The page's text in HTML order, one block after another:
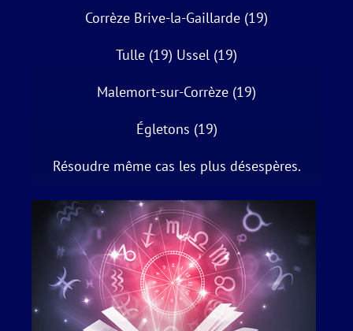
Corrèze Brive-la-Gaillarde (19)
Tulle (19) Ussel (19)
Malemort-sur-Corrèze (19)
Égletons (19)
Résoudre même cas les plus désespères.